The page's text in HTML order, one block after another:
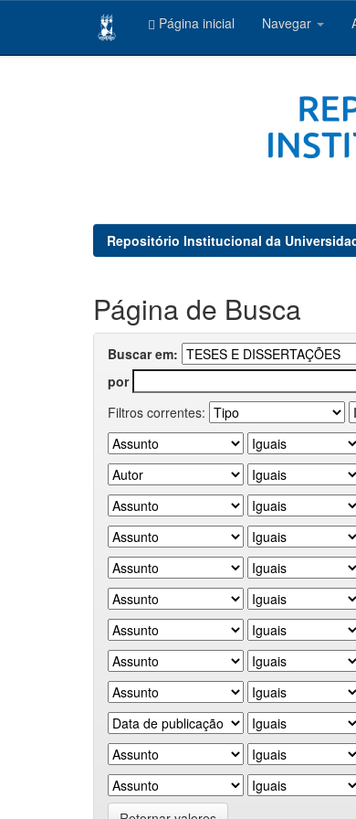
Página inicial Navegar
Repositório Institucional da
Página de Busca
Buscar em:
por
Filtros correntes: